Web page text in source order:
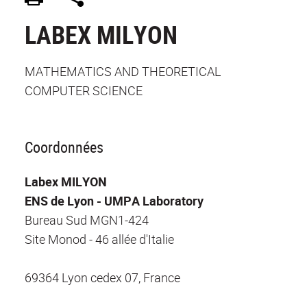
LABEX MILYON
MATHEMATICS AND THEORETICAL
COMPUTER SCIENCE
Coordonnées
Labex MILYON
ENS de Lyon - UMPA Laboratory
Bureau Sud MGN1-424
Site Monod - 46 allée d'Italie
69364 Lyon cedex 07, France